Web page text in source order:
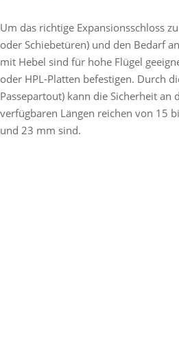
Um das richtige Expansionsschloss
oder Schiebetüren) und den Bedarf
mit Hebel sind für hohe Flügel
oder HPL-Platten befestigen. Durch
Passepartout) kann die Sicherheit
verfügbaren Längen reichen von 15
und 23 mm sind.